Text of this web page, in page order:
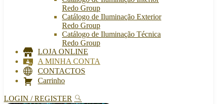
Redo Group
Catálogo de Iluminação Exterior
Redo Group
Catálogo de Iluminação Técnica
Redo Group
LOJA ONLINE
A MINHA CONTA
CONTACTOS
Carrinho
LOGIN / REGISTER